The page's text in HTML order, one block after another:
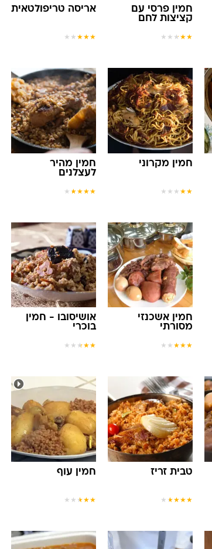
חמין פרסי עם
קציצות לחם
★
★
★
★
★
אריסה טריפולטאית
★
★
★
★
★
חמין מקרוני
★
★
★
★
★
חמין מהיר
לעצלנים
★
★
★
★
★
חמין אשכנזי
מסורתי
★
★
★
★
★
אושיסובו - חמין
בוכרי
★
★
★
★
★
טבית זריז
★
★
★
★
★
חמין עוף
★
★
★
★
★